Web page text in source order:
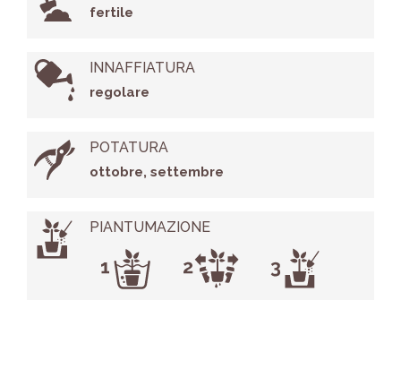
fertile
INNAFFIATURA
regolare
POTATURA
ottobre, settembre
PIANTUMAZIONE